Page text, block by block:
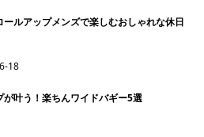
ールアップメンズで楽しむおしゃれな休日
18
が叶う！楽ちんワイドバギー5選